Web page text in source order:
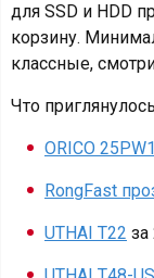
для SSD и HDD
корзину.
классные,
Что
ORICO
RongFast
UTHAI T22 за